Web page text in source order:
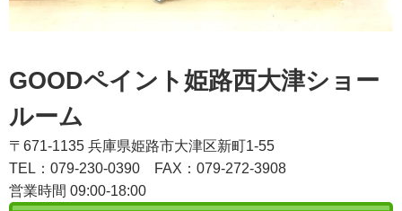
GOODペイント姫路西大津ショー
ルーム
〒671-1135 兵庫県姫路市大津区新町1-55
TEL：079-230-0390
FAX：079-272-3908
営業時間 09:00-18:00